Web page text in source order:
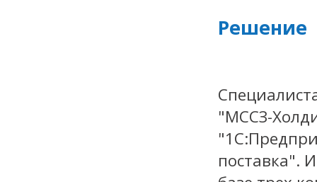
Решение
"МССЗ-
поставка".